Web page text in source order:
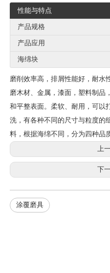
性能与特点
产品规格
产品应用
海绵块
磨削效率高，排屑性能好，耐水
磨木材、金属，漆面，塑料制品
和平整表面。柔软、耐用，可以
洗，有各种不同的尺寸与粒度的
料，根据海绵不同，分为四种品
上
下
涂覆磨具